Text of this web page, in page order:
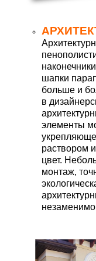
шапки
больше и
в
элементы
раствором
цвет.
монтаж,